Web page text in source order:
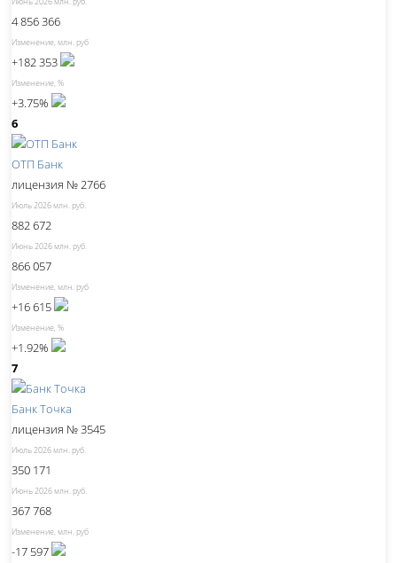
4 856 366
Изменение, млн. руб
+182 353
Изменение, %
+3.75%
6
ОТП Банк
лицензия № 2766
Июль 2026 млн. руб.
882 672
Июнь 2026 млн. руб.
866 057
Изменение, млн. руб
+16 615
Изменение, %
+1.92%
7
Банк Точка
лицензия № 3545
Июль 2026 млн. руб.
350 171
Июнь 2026 млн. руб.
367 768
Изменение, млн. руб
-17 597